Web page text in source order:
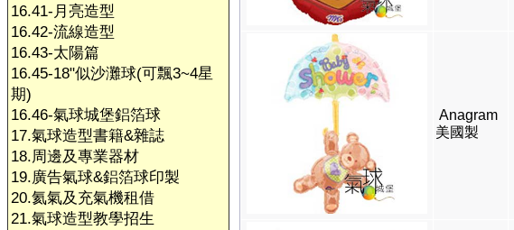
16.41-月亮造型
16.42-流線造型
16.43-太陽篇
16.45-18"似沙灘球(可飄3~4星
期)
16.46-氣球城堡鋁箔球
17.氣球造型書籍&雜誌
18.周邊及專業器材
19.廣告氣球&鋁箔球印製
20.氦氣及充氣機租借
21.氣球造型教學招生
Anagram
美國製